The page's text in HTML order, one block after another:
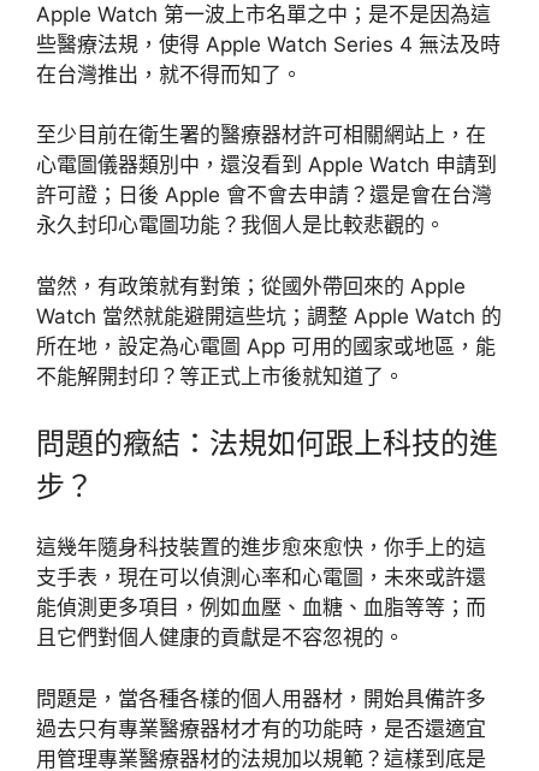
Apple Watch 第一波上市名單之中；是不是因為這
些醫療法規，使得 Apple Watch Series 4 無法及時
在台灣推出，就不得而知了。
至少目前在衛生署的醫療器材許可相關網站上，在
心電圖儀器類別中，還沒看到 Apple Watch 申請到
許可證；日後 Apple 會不會去申請？還是會在台灣
永久封印心電圖功能？我個人是比較悲觀的。
當然，有政策就有對策；從國外帶回來的 Apple
Watch 當然就能避開這些坑；調整 Apple Watch 的
所在地，設定為心電圖 App 可用的國家或地區，能
不能解開封印？等正式上市後就知道了。
問題的癥結：法規如何跟上科技的進
步？
這幾年隨身科技裝置的進步愈來愈快，你手上的這
支手表，現在可以偵測心率和心電圖，未來或許還
能偵測更多項目，例如血壓、血糖、血脂等等；而
且它們對個人健康的貢獻是不容忽視的。
問題是，當各種各樣的個人用器材，開始具備許多
過去只有專業醫療器材才有的功能時，是否還適宜
用管理專業醫療器材的法規加以規範？這樣到底是